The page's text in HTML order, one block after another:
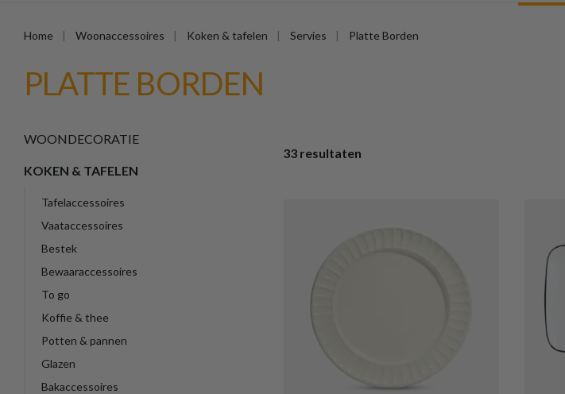
Home Woonaccessoires Koken & tafelen Servies Platte Borden
PLATTE BORDEN
WOONDECORATIE
KOKEN & TAFELEN
Tafelaccessoires
Vaataccessoires
Bestek
Bewaaraccessoires
To go
Koffie & thee
Potten & pannen
Glazen
Bakaccessoires
33 resultaten